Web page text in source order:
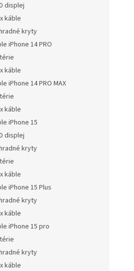
displej
káble
kryty
iPhone 14 PRO
káble
iPhone 14 PRO MAX
káble
iPhone 15
displej
kryty
káble
iPhone 15 Plus
kryty
káble
iPhone 15 pro
kryty
káble